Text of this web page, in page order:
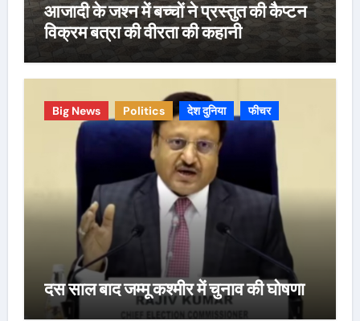
आजादी के जश्न में बच्चों ने प्रस्तुत की कैप्टन
विक्रम बत्रा की वीरता की कहानी
Big News Politics देश दुनिया फीचर
दस साल बाद जम्मू कश्मीर में चुनाव की घोषणा